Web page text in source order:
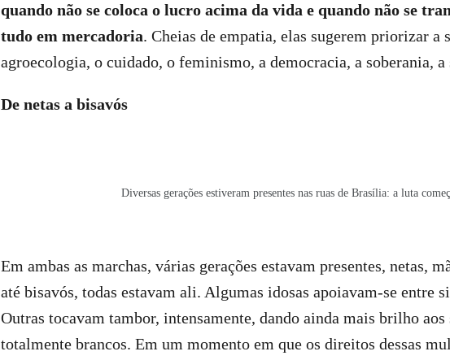
quando não se coloca o lucro acima da vida e quando não se
tudo em mercadoria. Cheias de empatia, elas sugerem priorizar a
agroecologia, o cuidado, o feminismo, a democracia, a soberania,
De netas a bisavós
Diversas gerações estiveram presentes nas ruas de Brasília: a luta
Em ambas as marchas, várias gerações estavam presentes, netas,
até bisavós, todas estavam ali. Algumas idosas apoiavam-se entre
Outras tocavam tambor, intensamente, dando ainda mais brilho aos
totalmente brancos. Em um momento em que os direitos dessas